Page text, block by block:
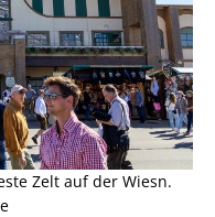
Zelt auf der Wiesn.